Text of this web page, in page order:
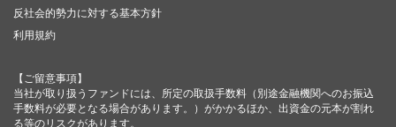
反社会的勢力に対する基本方針
利用規約
【ご留意事項】
当社が取り扱うファンドには、所定の取扱手数料（別途金融機関へのお振込
手数料が必要となる場合があります。）がかかるほか、出資金の元本が割れ
る等のリスクがあります。